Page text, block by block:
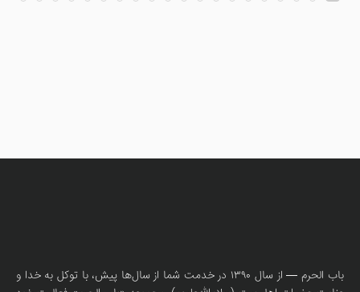
باب الحرم — از سال ۱۳۹۰ در خدمت شما از سال‌ها پیش، با توکل به خدا و